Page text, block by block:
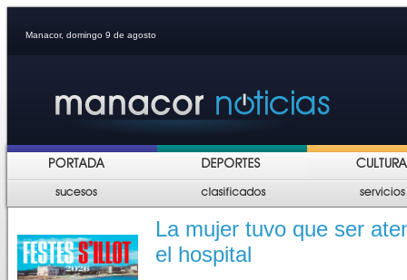
Manacor, domingo 9 de agosto
La mujer tuvo que ser
el hospital